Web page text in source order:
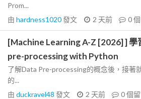
Prom...
由 hardness1020發文 2 天前 0
[Machine Learning A-Z [2026] ] 學
pre-processing with Python
了解Data Pre-processing的概念後，接著
的...
由 duckravel48 發文 2 天前 0個